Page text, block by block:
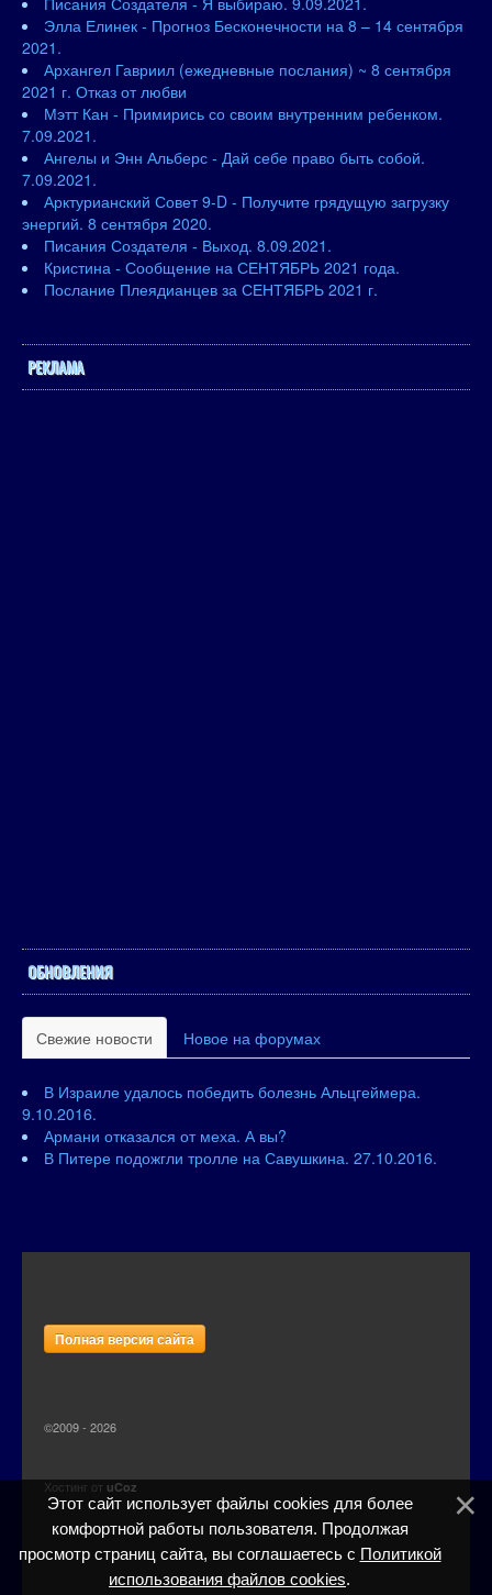
Элла Елинек - Прогноз Бесконечности на 8 – 14 сентября
2021.
Архангел Гавриил (ежедневные послания) ~ 8 сентября
2021 г. Отказ от любви
Мэтт Кан - Примирись со своим внутренним ребенком.
7.09.2021.
Ангелы и Энн Альберс - Дай себе право быть собой.
7.09.2021.
Арктурианский Совет 9-D - Получите грядущую загрузку
энергий. 8 сентября 2020.
Писания Создателя - Выход. 8.09.2021.
Кристина - Сообщение на СЕНТЯБРЬ 2021 года.
Послание Плеядианцев за СЕНТЯБРЬ 2021 г.
РЕКЛАМА
ОБНОВЛЕНИЯ
Свежие новости Новое на форумах
В Израиле удалось победить болезнь Альцгеймера.
9.10.2016.
Армани отказался от меха. А вы?
В Питере подожгли тролле на Савушкина. 27.10.2016.
Полная версия сайта
©2009 - 2026
Хостинг от uCoz
Этот сайт использует файлы cookies для более
комфортной работы пользователя. Продолжая
просмотр страниц сайта, вы соглашаетесь с Политикой
использования файлов cookies.